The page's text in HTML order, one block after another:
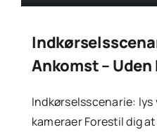
Ankomst –
Indkørselsscenarie: lys
kameraer Forestil dig